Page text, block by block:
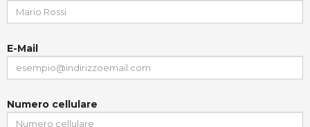
E-Mail
Numero cellulare